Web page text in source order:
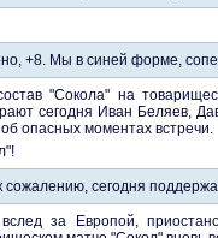
+8. Мы в синей форме,
"Сокола" на
сегодня Иван Беляев,
опасных моментах встречи.
сожалению, сегодня
за Европой,